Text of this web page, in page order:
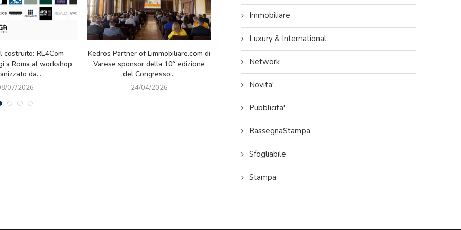
2026: grande
giornata di
Milano-Cortina 2026: un successo
che lascia il segno (anche sul
mattone)
23/02/2026
I.LAB 2025: un anno di in-formazione,
visione e crescita condivisa
Presentate tutte le novità 2026 a
di...
Immobiliare
Luxury & International
Network
Novita'
Pubblicita'
RassegnaStampa
Sfogliabile
Stampa